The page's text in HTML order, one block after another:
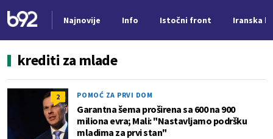
Najnovije Info Istočni front Iranska
krediti za mlade
2 POMOĆ ZA PRVI DOM
Garantna šema proširena sa 600 na 900
miliona evra; Mali: "Nastavljamo podršku
mladima za prvi stan"